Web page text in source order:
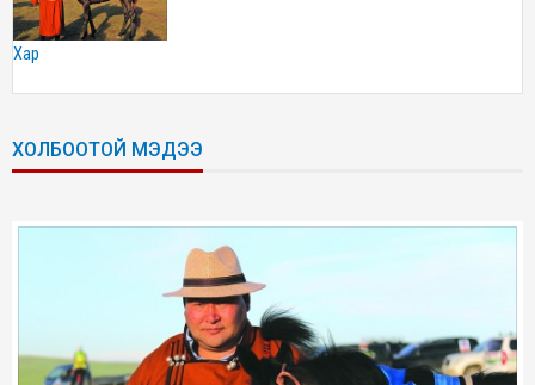
хар
ХОЛБООТОЙ МЭДЭЭ